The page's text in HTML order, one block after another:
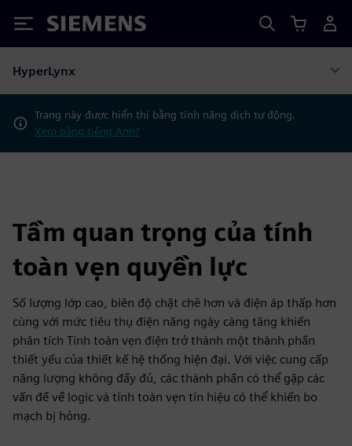
Siemens
HyperLynx
Trang này được hiển thị bằng tính năng dịch tự động.
Xem bằng tiếng Anh?
Tầm quan trọng của tính
toàn vẹn quyền lực
Số lượng lớp cao, biên độ chặt chẽ hơn và điện áp thấp hơn
cùng với mức tiêu thụ điện năng ngày càng tăng khiến
phân tích Tính toàn vẹn điện trở thành một thành phần
thiết yếu của thiết kế hệ thống hiện đại. Với việc cung cấp
năng lượng không đầy đủ, các thành phần có thể gặp các
vấn đề về logic và tính toàn vẹn tín hiệu có thể khiến bo
mạch bị hỏng.